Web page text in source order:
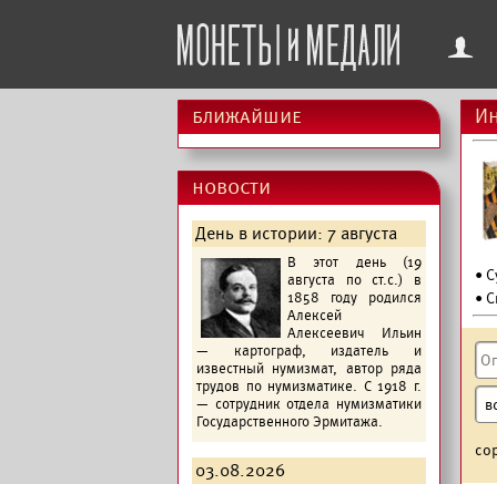
f
ближайшие
новости
День в истории: 7 августа
В этот день (19
августа по ст.с.) в
1858 году родился
Алексей
Алексеевич Ильин
— картограф, издатель и
известный нумизмат, автор ряда
трудов по нумизматике. С 1918 г.
— сотрудник отдела нумизматики
Государственного Эрмитажа.
03.08.2026
•
•